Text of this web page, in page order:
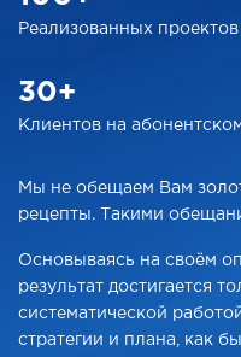
Реализованных проектов
30+
Клиентов на абонентском
Мы не обещаем Вам
рецепты. Такими
Основываясь на своём
результат достигается
систематической
стратегии и плана, как